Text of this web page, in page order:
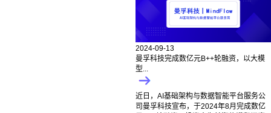
2024-09-13
曼孚科技完成数亿元B++轮融资，以大模
型...
近日，AI基础架构与数据智能平台服务公
司曼孚科技宣布，于2024年8月完成数亿